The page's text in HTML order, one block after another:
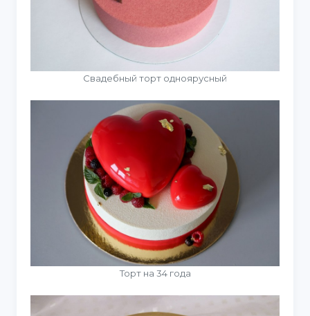
Свадебный торт одноярусный
Торт на 34 года